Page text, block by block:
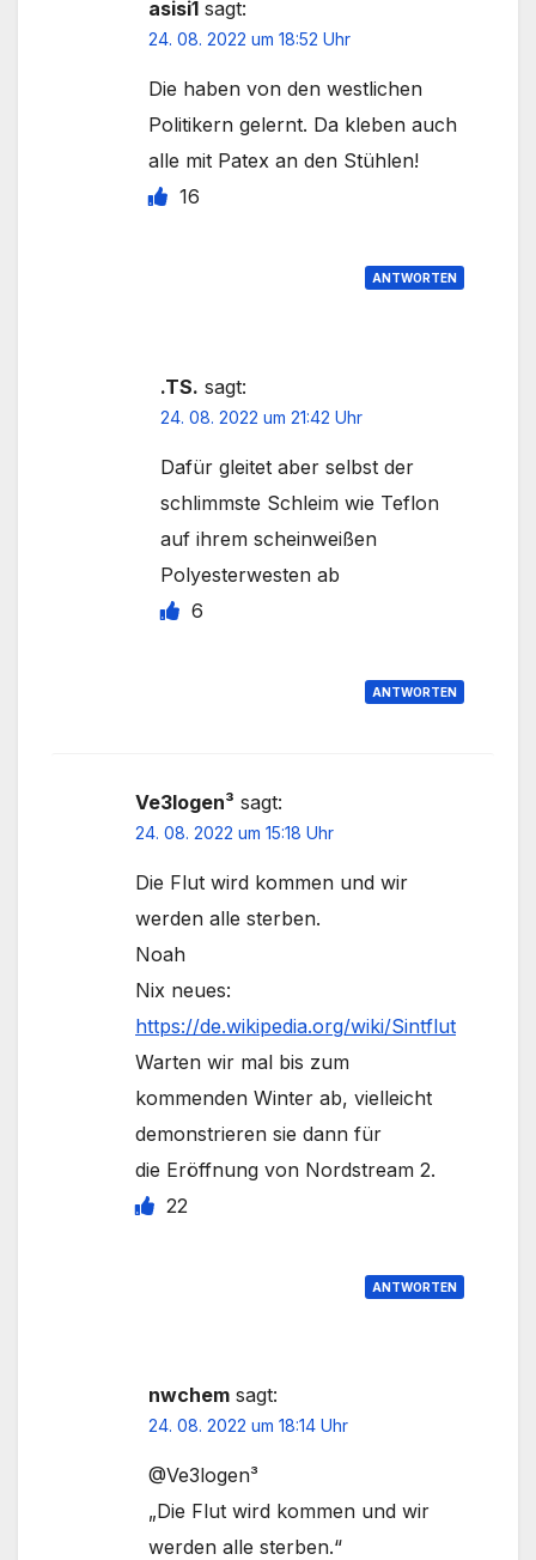
asisi1 sagt:
24. 08. 2022 um 18:52 Uhr
Die haben von den westlichen
Politikern gelernt. Da kleben auch
alle mit Patex an den Stühlen!
16
ANTWORTEN
.TS. sagt:
24. 08. 2022 um 21:42 Uhr
Dafür gleitet aber selbst der
schlimmste Schleim wie Teflon
auf ihrem scheinweißen
Polyesterwesten ab
6
ANTWORTEN
Ve3logen³ sagt:
24. 08. 2022 um 15:18 Uhr
Die Flut wird kommen und wir
werden alle sterben.
Noah
Nix neues:
https://de.wikipedia.org/wiki/Sintflut
Warten wir mal bis zum
kommenden Winter ab, vielleicht
demonstrieren sie dann für
die Eröffnung von Nordstream 2.
22
ANTWORTEN
nwchem sagt:
24. 08. 2022 um 18:14 Uhr
@Ve3logen³
„Die Flut wird kommen und wir
werden alle sterben.“